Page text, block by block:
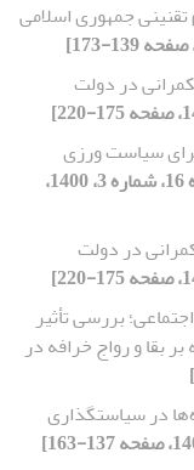
جمهوری اسلامی
در دولت
سیاست ورزی
[دوره 16، شماره 3، 1400،
در دولت
بررسی تأثیر
بقا و رواج خرافه در
در سیاستگذاری